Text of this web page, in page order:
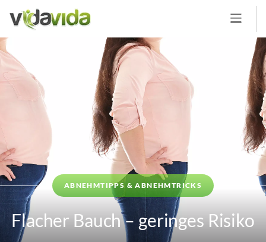
ABNEHMTIPPS & ABNEHMTRICKS
Flacher Bauch – geringes Risiko